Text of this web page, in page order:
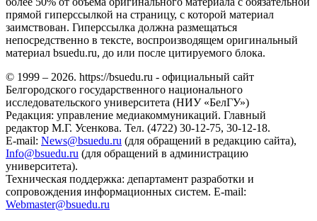
прямой гиперссылкой на страницу, с которой материал
заимствован. Гиперссылка должна размещаться
непосредственно в тексте, воспроизводящем оригинальный
материал bsuedu.ru, до или после цитируемого блока.
© 1999 – 2026. https://bsuedu.ru - официальный сайт
Белгородского государственного национального
исследовательского университета (НИУ «БелГУ»)
Редакция: управление медиакоммуникаций. Главный
редактор М.Г. Усенкова. Тел. (4722) 30-12-75, 30-12-18.
E-mail: News@bsuedu.ru (для обращений в редакцию сайта),
Info@bsuedu.ru (для обращений в администрацию
университета).
Техническая поддержка: департамент разработки и
сопровождения информационных систем. E-mail:
Webmaster@bsuedu.ru